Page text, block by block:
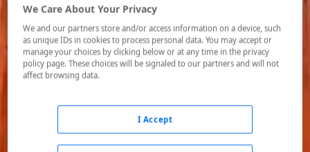
Destino *
Fechas *
07/08/2026 - 08/08/2026
Buscar
We Care About Your Privacy
We and our partners store and/or access information on a device, such
as unique IDs in cookies to process personal data. You may accept or
manage your choices by clicking below or at any time in the privacy
policy page. These choices will be signaled to our partners and will not
affect browsing data.
I Accept